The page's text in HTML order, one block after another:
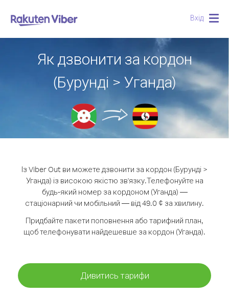
Вхід
Як дзвонити за кордон
(Бурунді > Уганда)
Із Viber Out ви можете дзвонити за кордон (Бурунді >
Уганда) із високою якістю зв'язку.Телефонуйте на
будь-який номер за кордоном (Уганда) —
стаціонарний чи мобільний — від 49.0 ¢ за хвилину.
Придбайте пакети поповнення або тарифний план,
щоб телефонувати найдешевше за кордон (Уганда).
Дивитись тарифи